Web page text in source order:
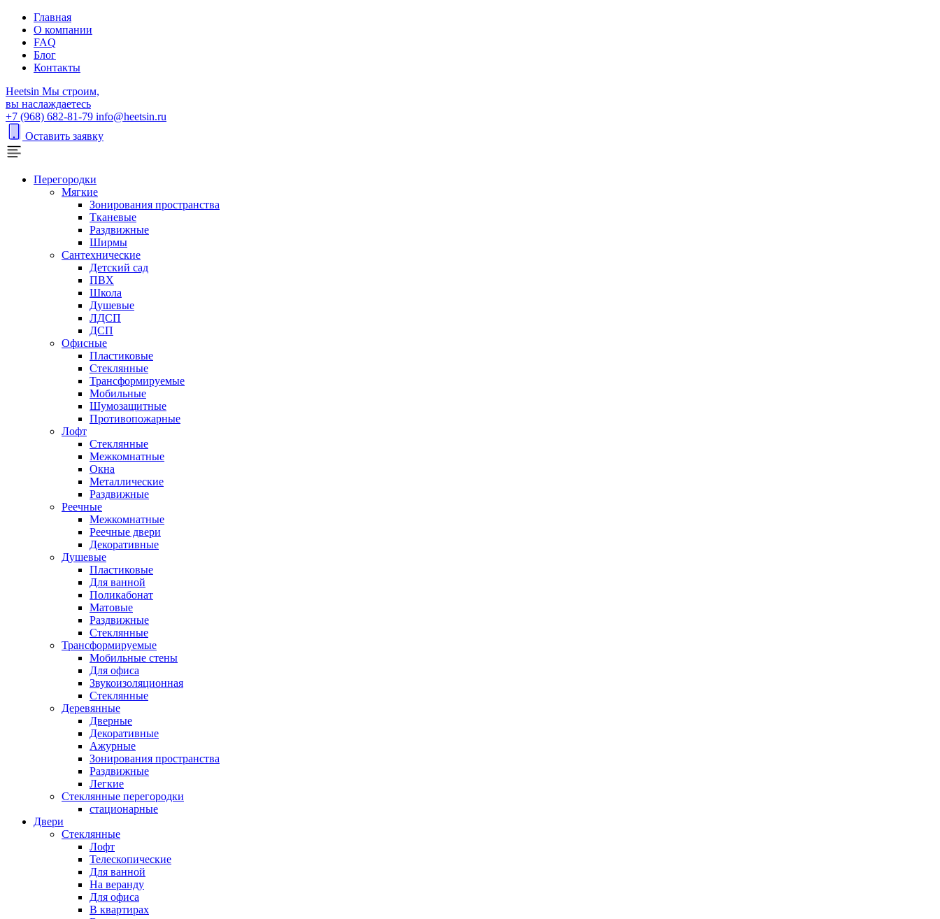
Главная
О компании
FAQ
Блог
Контакты
Heetsin Мы строим,
вы наслаждаетесь
+7 (968) 682-81-79 info@heetsin.ru
Оставить заявку
Перегородки
Мягкие
Зонирования пространства
Тканевые
Раздвижные
Ширмы
Сантехнические
Детский сад
ПВХ
Школа
Душевые
ЛДСП
ДСП
Офисные
Пластиковые
Стеклянные
Трансформируемые
Мобильные
Шумозащитные
Противопожарные
Лофт
Стеклянные
Межкомнатные
Окна
Металлические
Раздвижные
Реечные
Межкомнатные
Реечные двери
Декоративные
Душевые
Пластиковые
Для ванной
Поликабонат
Матовые
Раздвижные
Стеклянные
Трансформируемые
Мобильные стены
Для офиса
Звукоизоляционная
Стеклянные
Деревянные
Дверные
Декоративные
Ажурные
Зонирования пространства
Раздвижные
Легкие
Стеклянные перегородки
стационарные
Двери
Стеклянные
Лофт
Телескопические
Для ванной
На веранду
Для офиса
В квартирах